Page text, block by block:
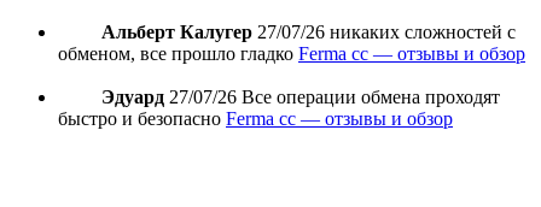
Альберт Калугер 27/07/26 никаких сложностей с
обменом, все прошло гладко Ferma cc — отзывы и обзор
Эдуард 27/07/26 Все операции обмена проходят
быстро и безопасно Ferma cc — отзывы и обзор